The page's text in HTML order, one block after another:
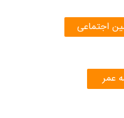
اجتماعی
عمر